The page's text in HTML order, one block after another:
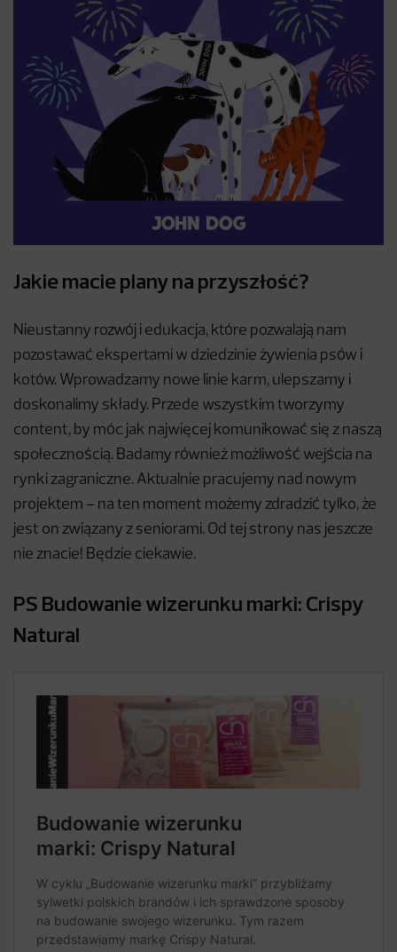
Jakie macie plany na przyszłość?
Nieustanny rozwój i edukacja, które pozwalają nam
pozostawać ekspertami w dziedzinie żywienia psów i
kotów. Wprowadzamy nowe linie karm, ulepszamy i
doskonalimy składy. Przede wszystkim tworzymy
content, by móc jak najwięcej komunikować się z naszą
społecznością. Badamy również możliwość wejścia na
rynki zagraniczne. Aktualnie pracujemy nad nowym
projektem – na ten moment możemy zdradzić tylko, że
jest on związany z seniorami. Od tej strony nas jeszcze
nie znacie! Będzie ciekawie.
PS Budowanie wizerunku marki: Crispy
Natural